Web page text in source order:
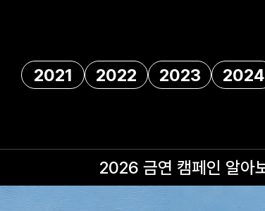
2021 2022 2023 2024
2026 금연 캠페인 알아